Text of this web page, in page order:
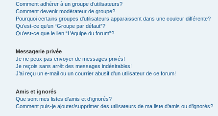
Comment adhérer à un groupe d’utilisateurs?
Comment devenir modérateur de groupe?
Pourquoi certains groupes d’utilisateurs apparaissent dans une couleur différente?
Qu’est-ce qu’un “Groupe par défaut”?
Qu’est-ce que le lien “L’équipe du forum”?
Messagerie privée
Je ne peux pas envoyer de messages privés!
Je reçois sans arrêt des messages indésirables!
J’ai reçu un e-mail ou un courrier abusif d’un utilisateur de ce forum!
Amis et ignorés
Que sont mes listes d’amis et d’ignorés?
Comment puis-je ajouter/supprimer des utilisateurs de ma liste d’amis ou d’ignorés?